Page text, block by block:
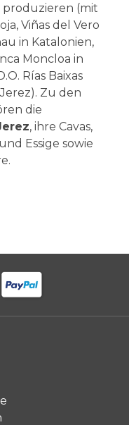
(mit
Viñas del Vero
in Katalonien,
Moncloa in
Rías Baixas
Zu den
die
, ihre Cavas,
Essige sowie